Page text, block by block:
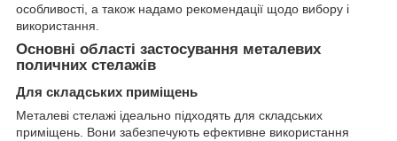
особливості, а також надамо рекомендації щодо вибору і
використання.
Основні області застосування металевих
поличних стелажів
Для складських приміщень
Металеві стелажі ідеально підходять для складських
приміщень. Вони забезпечують ефективне використання